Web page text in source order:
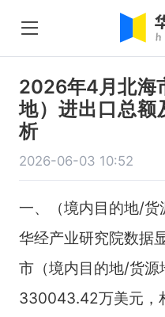
2026年4月北海
地）进出口总额
析
2026-06-03 10:52
一、（境内目的地/
华经产业研究院数据
市（境内目的地/货源
330043.42万美元，